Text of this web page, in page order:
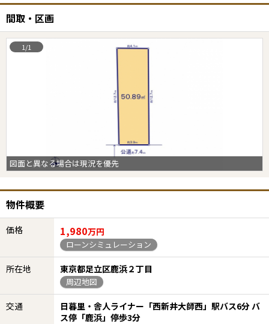
間取・区画
図面と異なる場合は現況を優先
1/1
物件概要
価格 1,980万円
ローンシミュレーション
所在地 東京都足立区鹿浜２丁目
周辺地図
交通
日暮里・舎人ライナー「西新井大師西」駅バス6分 バ
ス停「鹿浜」停歩3分